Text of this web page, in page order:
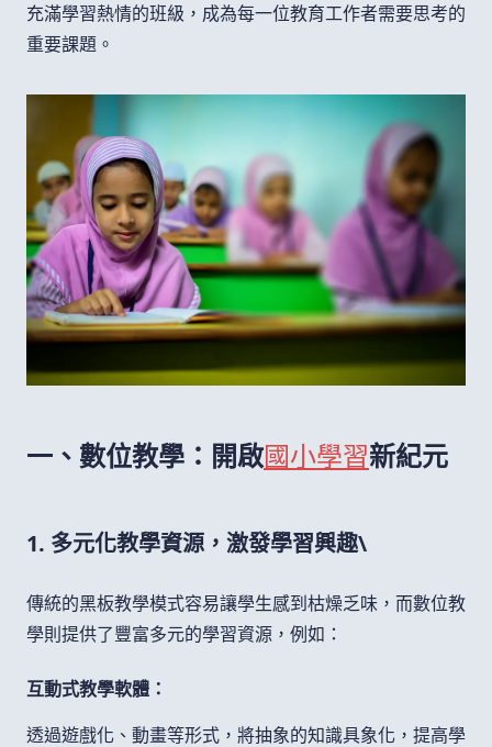
充滿學習熱情的班級，成為每一位教育工作者需要思考的
重要課題。
一、數位教學：開啟國小學習新紀元
1. 多元化教學資源，激發學習興趣\
傳統的黑板教學模式容易讓學生感到枯燥乏味，而數位教
學則提供了豐富多元的學習資源，例如：
互動式教學軟體：
透過遊戲化、動畫等形式，將抽象的知識具象化，提高學